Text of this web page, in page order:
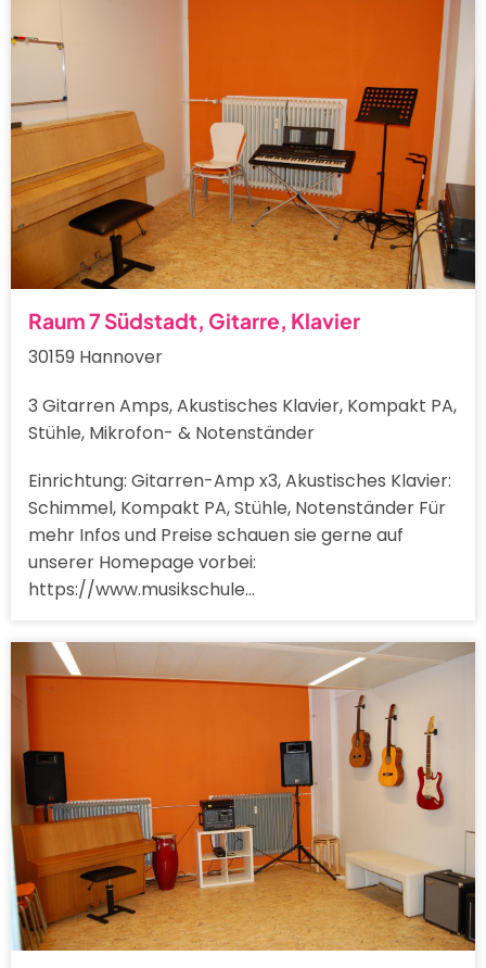
Raum 7 Südstadt, Gitarre, Klavier
30159 Hannover
3 Gitarren Amps, Akustisches Klavier, Kompakt PA,
Stühle, Mikrofon- & Notenständer
Einrichtung: Gitarren-Amp x3, Akustisches Klavier:
Schimmel, Kompakt PA, Stühle, Notenständer Für
mehr Infos und Preise schauen sie gerne auf
unserer Homepage vorbei:
https://www.musikschule…